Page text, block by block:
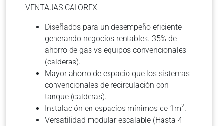
VENTAJAS CALOREX
Diseñados para un desempeño eficiente
generando negocios rentables. 35% de
ahorro de gas vs equipos convencionales
(calderas).
Mayor ahorro de espacio que los sistemas
convencionales de recirculación con
tanque (calderas).
Instalación en espacios mínimos de 1m2.
Versatilidad modular escalable (Hasta 4